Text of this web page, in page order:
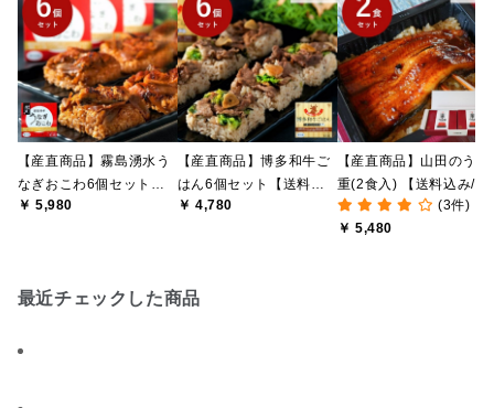
【産直商品】霧島湧水う
なぎおこわ6個セット
【送料込み/北海道・沖縄
￥ 5,980
【産直商品】博多和牛ご
はん6個セット【送料込
み/北海道・沖縄送料別
￥ 4,780
【産直商品】山田のうな
重(2食入) 【送料込み/北
海道・沖縄送料別途/一部
離島不可】【オンライン
(3件)
￥ 5,480
最近チェックした商品